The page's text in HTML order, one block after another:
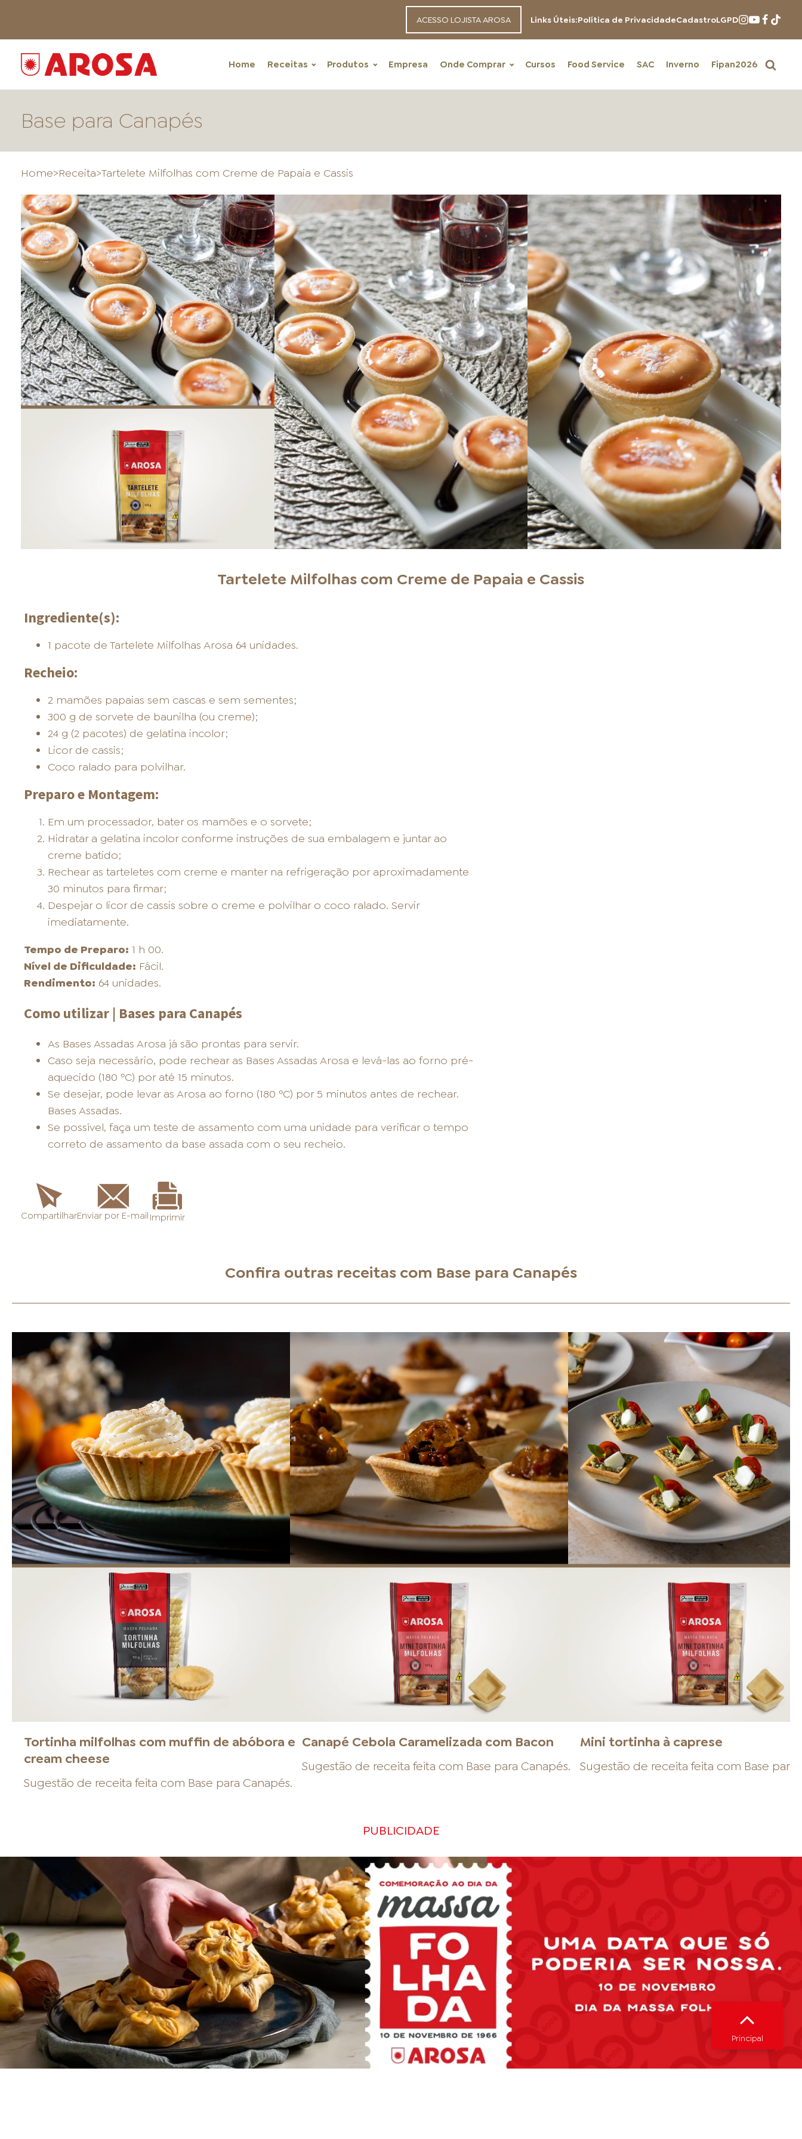
ACESSO LOJISTA AROSA Links Úteis:Política de PrivacidadeCadastroLGPD
Home Receitas Produtos Empresa Onde Comprar Cursos Food Service SAC Inverno Fipan2026
HOME
ONDE COMPRAR LOJAS AROSA DISTRIBUIDORES E REPRESENTANTES
FOOD SERVICE EMPRESA AGENDA DE CURSOS
INVERNO SAC ACESSO PARA PARCEIROS
Base para Canapés
Home>Receita>Tartelete Milfolhas com Creme de Papaia e Cassis
Tartelete Milfolhas com Creme de Papaia e Cassis
Ingrediente(s):
1 pacote de Tartelete Milfolhas Arosa 64 unidades.
Recheio:
2 mamões papaias sem cascas e sem sementes;
300 g de sorvete de baunilha (ou creme);
24 g (2 pacotes) de gelatina incolor;
Licor de cassis;
Coco ralado para polvilhar.
Preparo e Montagem:
Em um processador, bater os mamões e o sorvete;
Hidratar a gelatina incolor conforme instruções de sua embalagem e juntar ao
creme batido;
Rechear as tarteletes com creme e manter na refrigeração por aproximadamente
30 minutos para firmar;
Despejar o licor de cassis sobre o creme e polvilhar o coco ralado. Servir
imediatamente.
Tempo de Preparo: 1 h 00.
Nível de Dificuldade: Fácil.
Rendimento: 64 unidades.
Como utilizar | Bases para Canapés
As Bases Assadas Arosa já são prontas para servir.
Caso seja necessário, pode rechear as Bases Assadas Arosa e levá-las ao forno pré-
aquecido (180 ºC) por até 15 minutos.
Se desejar, pode levar as Arosa ao forno (180 ºC) por 5 minutos antes de rechear.
Bases Assadas.
Se possível, faça um teste de assamento com uma unidade para verificar o tempo
correto de assamento da base assada com o seu recheio.
CompartilharEnviar por E-mail Imprimir
Confira outras receitas com Base para Canapés
Tortinha milfolhas com muffin de abóbora e
cream cheese
Sugestão de receita feita com Base para Canapés.
Canapé Cebola Caramelizada com Bacon
Sugestão de receita feita com Base para Canapés.
Mini tortinha à caprese
Sugestão de receita feita com Base para
PUBLICIDADE
Principal